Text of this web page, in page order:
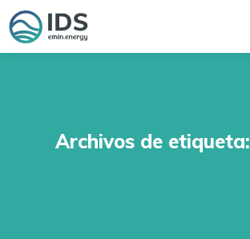
Archivos de etiqueta: